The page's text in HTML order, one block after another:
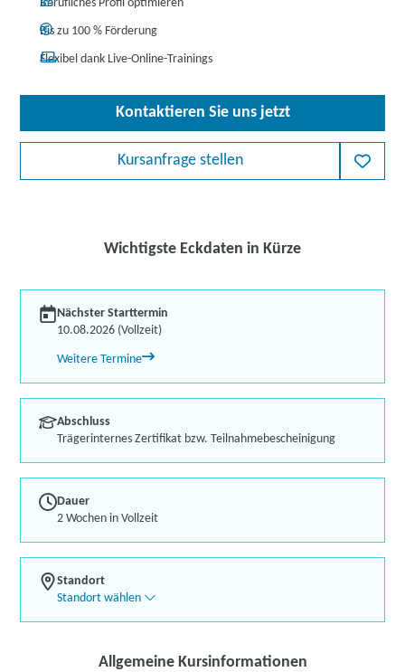
Berufliches Profil optimieren
Bis zu 100 % Förderung
Flexibel dank Live-Online-Trainings
Kontaktieren Sie uns jetzt
Kursanfrage stellen
Wichtigste Eckdaten in Kürze
Nächster Starttermin
10.08.2026 (Vollzeit)
Weitere Termine
Abschluss
Trägerinternes Zertifikat bzw. Teilnahmebescheinigung
Dauer
2 Wochen in Vollzeit
Standort
Standort wählen
Allgemeine Kursinformationen